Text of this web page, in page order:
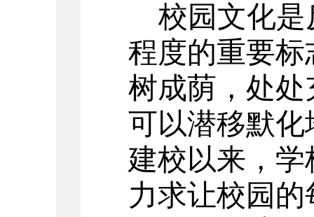
校园文化
程度的重要标
树成荫，处
可以潜移默
建校以来，
力求让校园